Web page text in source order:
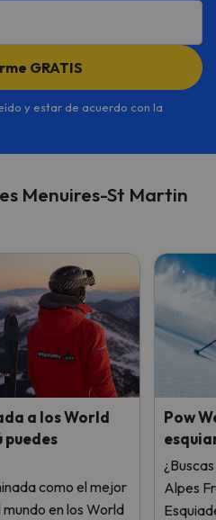
GRATIS
y estar de acuerdo con la
Menuires-St Martin
a los World
puedes
como el mejor
en los World
Pow
Alpes